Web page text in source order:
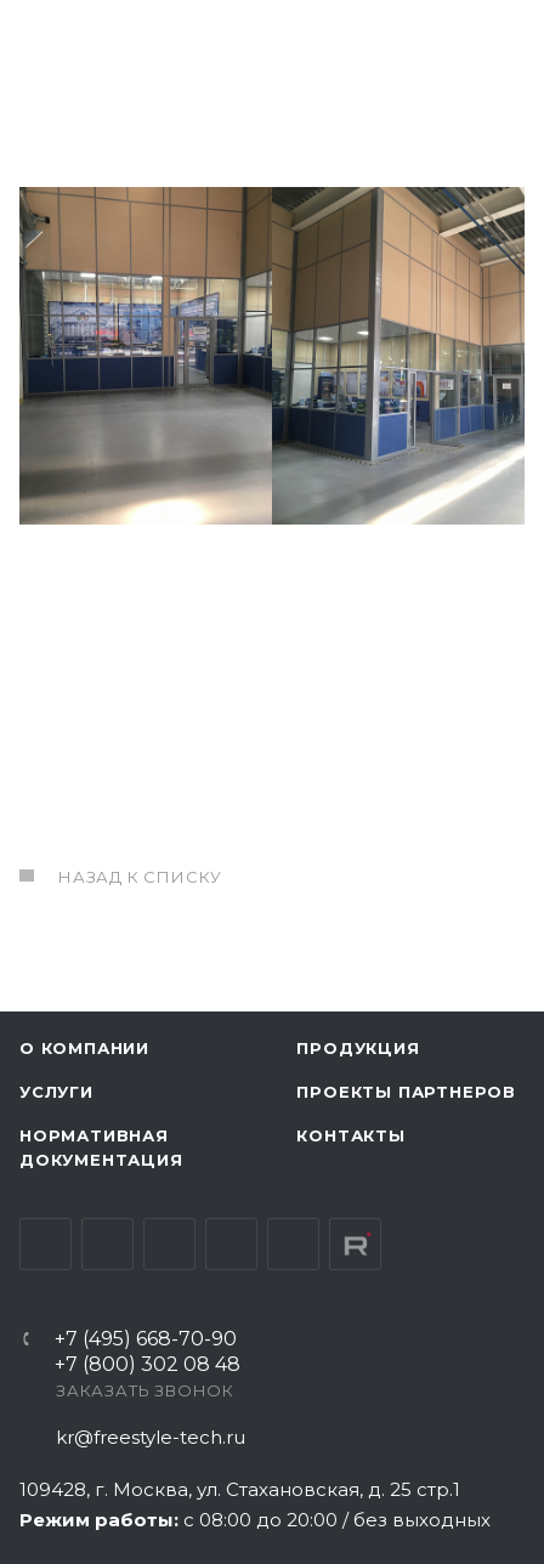
НАЗАД К СПИСКУ
О КОМПАНИИ ПРОДУКЦИЯ
УСЛУГИ ПРОЕКТЫ ПАРТНЕРОВ
НОРМАТИВНАЯ
ДОКУМЕНТАЦИЯ
КОНТАКТЫ
+7 (495) 668-70-90
+7 (800) 302 08 48
ЗАКАЗАТЬ ЗВОНОК
kr@freestyle-tech.ru
109428, г. Москва, ул. Стахановская, д. 25 стр.1
Режим работы: с 08:00 до 20:00 / без выходных